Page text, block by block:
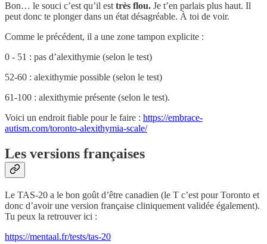
Bon… le souci c’est qu’il est très flou. Je t’en parlais plus haut. Il
peut donc te plonger dans un état désagréable. À toi de voir.
Comme le précédent, il a une zone tampon explicite :
0 - 51 : pas d’alexithymie (selon le test)
52-60 : alexithymie possible (selon le test)
61-100 : alexithymie présente (selon le test).
Voici un endroit fiable pour le faire : https://embrace-
autism.com/toronto-alexithymia-scale/
Les versions françaises
Le TAS-20 a le bon goût d’être canadien (le T c’est pour Toronto et
donc d’avoir une version française cliniquement validée également).
Tu peux la retrouver ici :
https://mentaal.fr/tests/tas-20